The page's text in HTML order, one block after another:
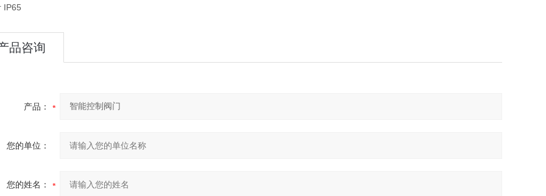
IP65
品咨询
产品：
您的单位：
您的姓名：